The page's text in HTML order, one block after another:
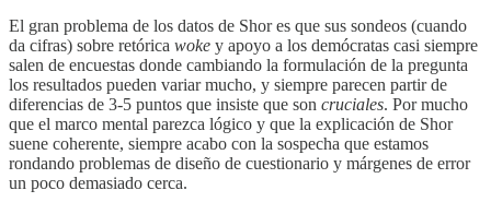
El gran problema de los datos de Shor es que sus sondeos (cuando
da cifras) sobre retórica woke y apoyo a los demócratas casi siempre
salen de encuestas donde cambiando la formulación de la pregunta
los resultados pueden variar mucho, y siempre parecen partir de
diferencias de 3-5 puntos que insiste que son cruciales. Por mucho
que el marco mental parezca lógico y que la explicación de Shor
suene coherente, siempre acabo con la sospecha que estamos
rondando problemas de diseño de cuestionario y márgenes de error
un poco demasiado cerca.